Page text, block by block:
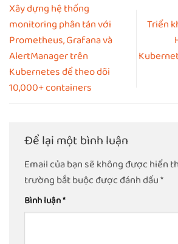
Xây dựng hệ thống
monitoring phân tán với
Prometheus, Grafana và
AlertManager trên
Kubernetes để theo dõi
10,000+ containers
Triển
Để lại một bình luận
Email của bạn sẽ không được hiển
trường bắt buộc được đánh dấu*
Bình luận*